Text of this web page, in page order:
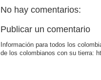
No hay comentarios:
Publicar un comentario
Información para todos los
de los colombianos con su tierra: